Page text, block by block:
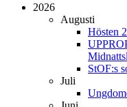
2026
Augusti
Hösten
StOF:s
Juli